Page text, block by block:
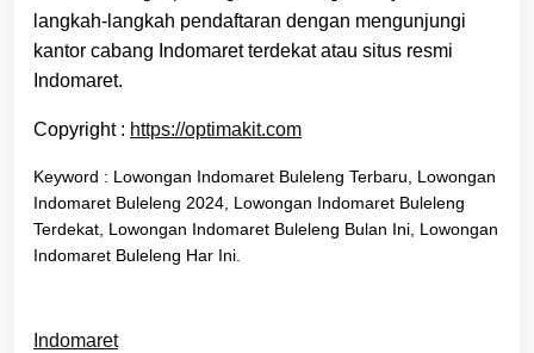
langkah-langkah pendaftaran dengan mengunjungi
kantor cabang Indomaret terdekat atau situs resmi
Indomaret.
Copyright : https://optimakit.com
Keyword : Lowongan Indomaret Buleleng Terbaru, Lowongan
Indomaret Buleleng 2024, Lowongan Indomaret Buleleng
Terdekat, Lowongan Indomaret Buleleng Bulan Ini, Lowongan
Indomaret Buleleng Har Ini.
Indomaret